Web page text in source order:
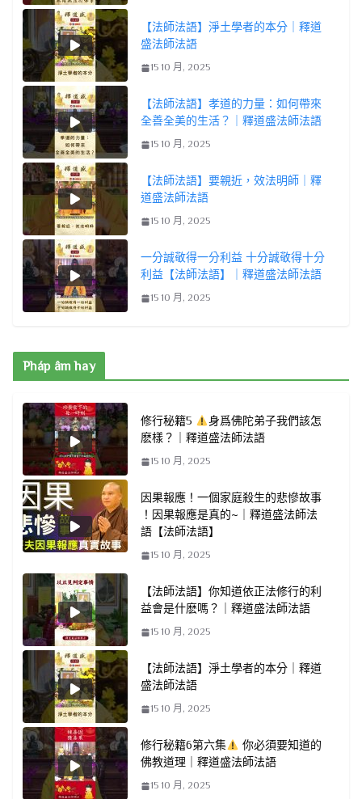
【法師法語】淨土學者的本分｜釋道
盛法師法語
15 10 月, 2025
【法師法語】孝道的力量：如何帶來
全善全美的生活？｜釋道盛法師法語
15 10 月, 2025
【法師法語】要親近，效法明師｜釋
道盛法師法語
15 10 月, 2025
一分誠敬得一分利益 十分誠敬得十分
利益【法師法語】｜釋道盛法師法語
15 10 月, 2025
Pháp âm hay
修行秘籍5
身爲佛陀弟子我們該怎
麽樣？｜釋道盛法師法語
15 10 月, 2025
因果報應！一個家庭殺生的悲慘故事
！因果報應是真的~｜釋道盛法師法
語【法師法語】
15 10 月, 2025
【法師法語】你知道依正法修行的利
益會是什麽嗎？｜釋道盛法師法語
15 10 月, 2025
【法師法語】淨土學者的本分｜釋道
盛法師法語
15 10 月, 2025
修行秘籍6第六集
你必須要知道的
佛教道理｜釋道盛法師法語
15 10 月, 2025